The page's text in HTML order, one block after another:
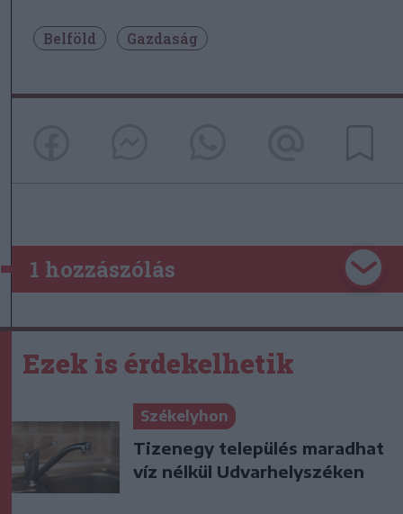
Belföld Gazdaság
1 hozzászólás
Ezek is érdekelhetik
Székelyhon
Tizenegy település maradhat
víz nélkül Udvarhelyszéken